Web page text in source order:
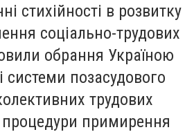
стихійності в розвитку
соціально-трудових
обрання Україною
системи позасудового
трудових
процедури примирення